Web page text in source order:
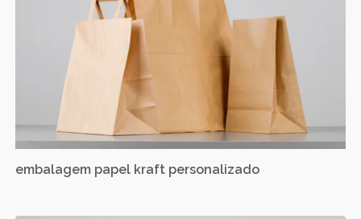
embalagem papel kraft personalizado